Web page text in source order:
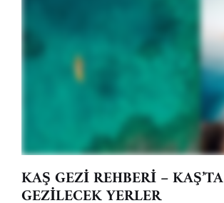
KAŞ GEZİ REHBERİ – KAŞ’TA
GEZİLECEK YERLER